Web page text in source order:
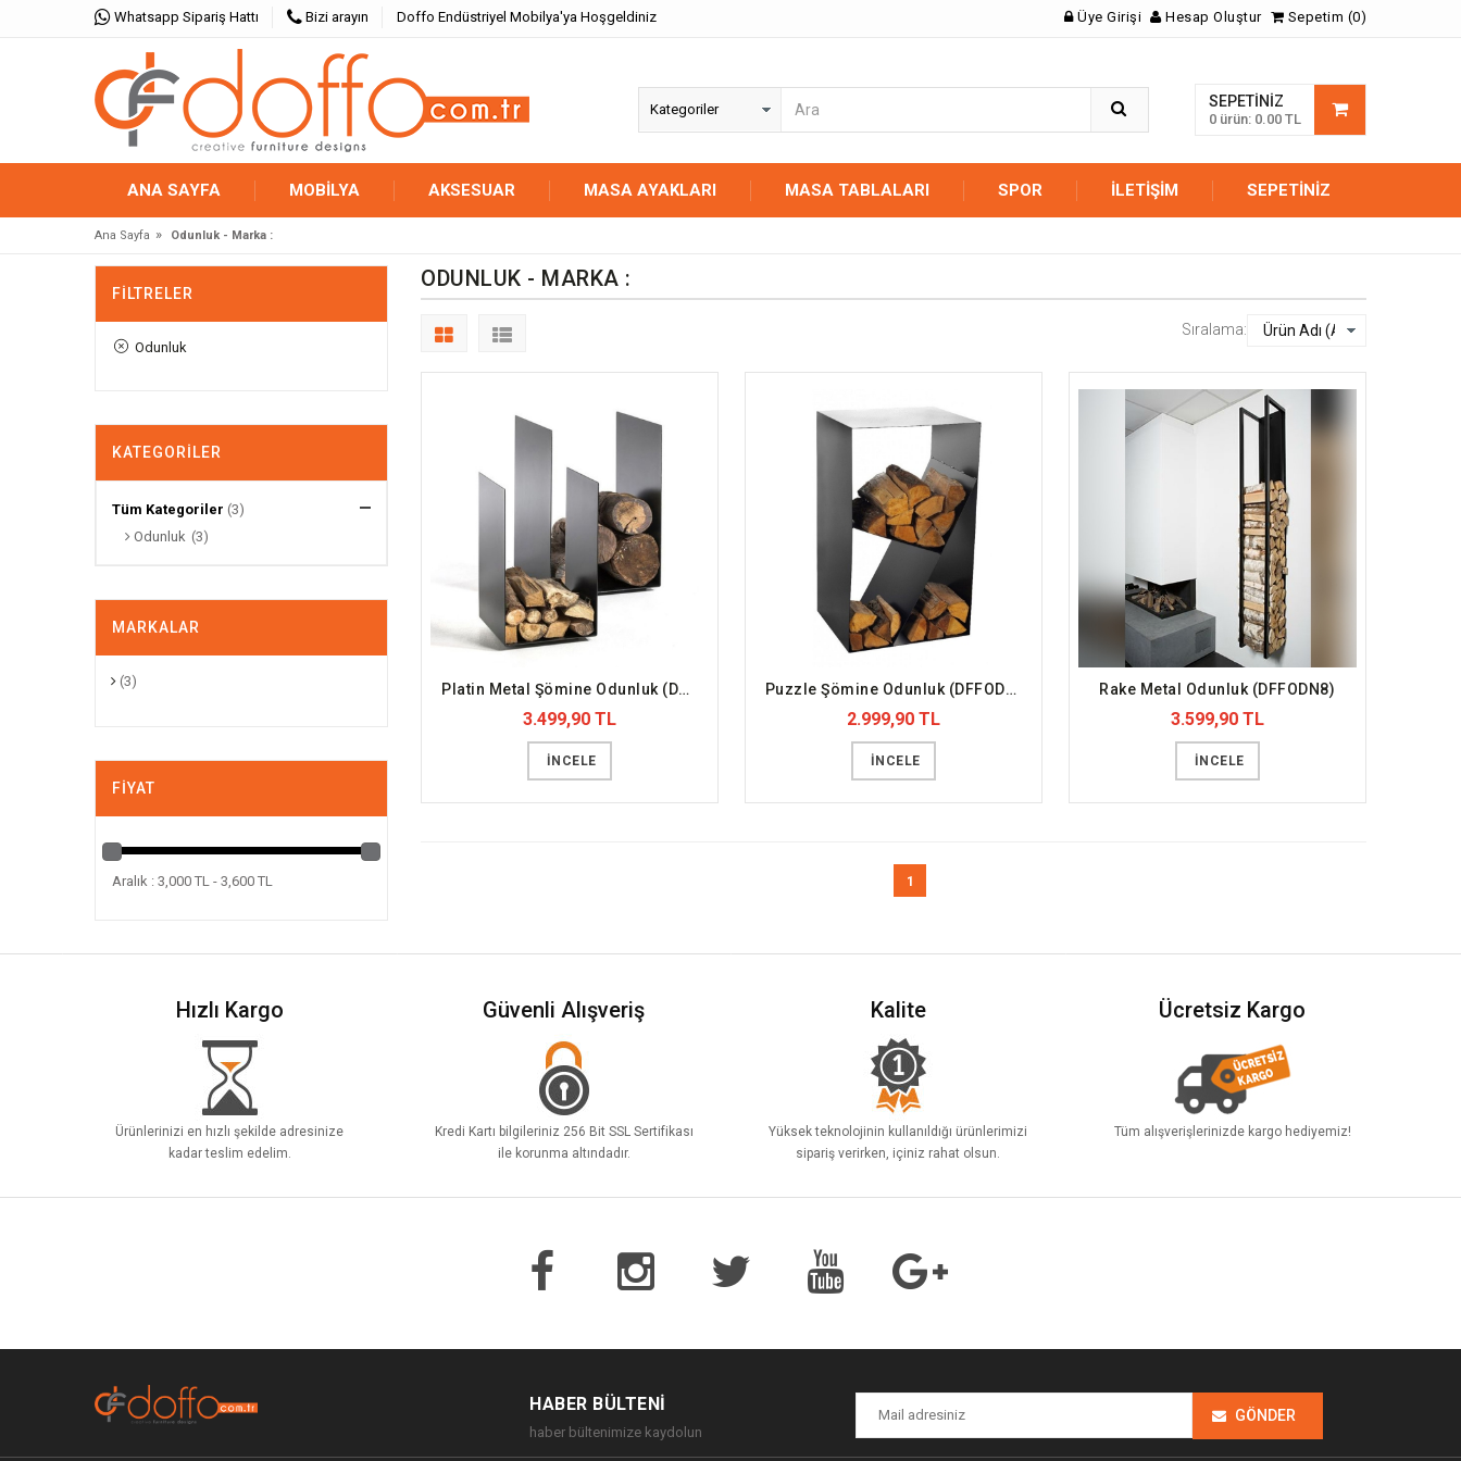
Whatsapp Sipariş Hattı Bizi arayın Doffo Endüstriyel Mobilya'ya Hoşgeldiniz Üye Girişi Hesap Oluştur Sepetim (0)
SEPETINIZ
0 ürün: 0.00 TL
ANA SAYFA MOBİLYA AKSESUAR MASA AYAKLARI MASA TABLALARI SPOR İLETIŞIM SEPETINIZ
Ana Sayfa » Odunluk - Marka :
ODUNLUK - MARKA :
Sıralama:
Platin Metal Şömine Odunluk (DFFODN6)
3.499,90 TL
İNCELE
Puzzle Şömine Odunluk (DFFODN7)
2.999,90 TL
İNCELE
Rake Metal Odunluk (DFFODN8)
3.599,90 TL
İNCELE
1
FILTRELER
Odunluk
KATEGORILER
Tüm Kategoriler (3)
Odunluk (3)
MARKALAR
(3)
FIYAT
Aralık : 3,000 TL - 3,600 TL
Hızlı Kargo
Ürünlerinizi en hızlı şekilde adresinize
kadar teslim edelim.
Güvenli Alışveriş
Kredi Kartı bilgileriniz 256 Bit SSL Sertifikası
ile korunma altındadır.
Kalite
Yüksek teknolojinin kullanıldığı ürünlerimizi
sipariş verirken, içiniz rahat olsun.
Ücretsiz Kargo
Tüm alışverişlerinizde kargo hediyemiz!
HABER BÜLTENI
haber bültenimize kaydolun
GÖNDER